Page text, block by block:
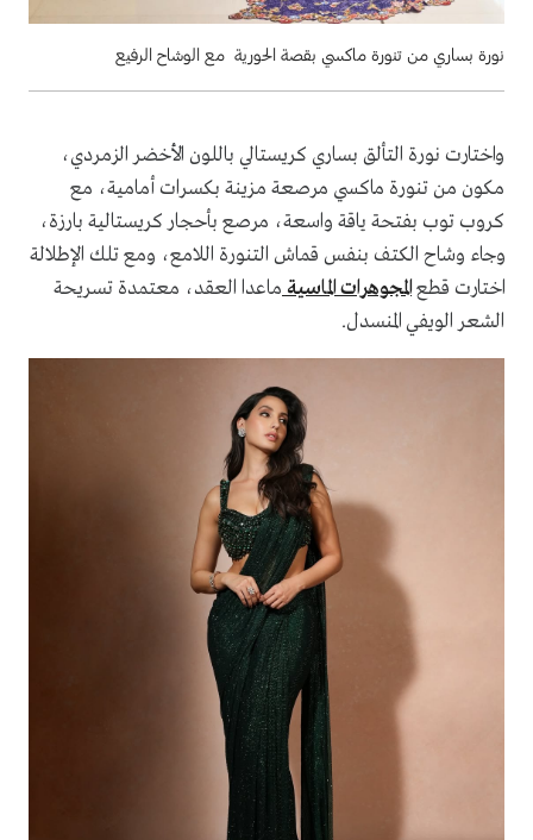
نورة بساري من تنورة ماكسي بقصة الحورية مع الوشاح الرفيع
واختارت نورة التألق بساري كريستالي باللون الأخضر الزمردي،
مكون من تنورة ماكسي مرصعة مزينة بكسرات أمامية، مع
كروب توب بفتحة ياقة واسعة، مرصع بأحجار كريستالية بارزة،
وجاء وشاح الكتف بنفس قماش التنورة اللامع، ومع تلك الإطلالة
اختارت قطعالمجوهرات الماسية ماعدا العقد، معتمدة تسريحة
الشعر الويفي المنسدل.